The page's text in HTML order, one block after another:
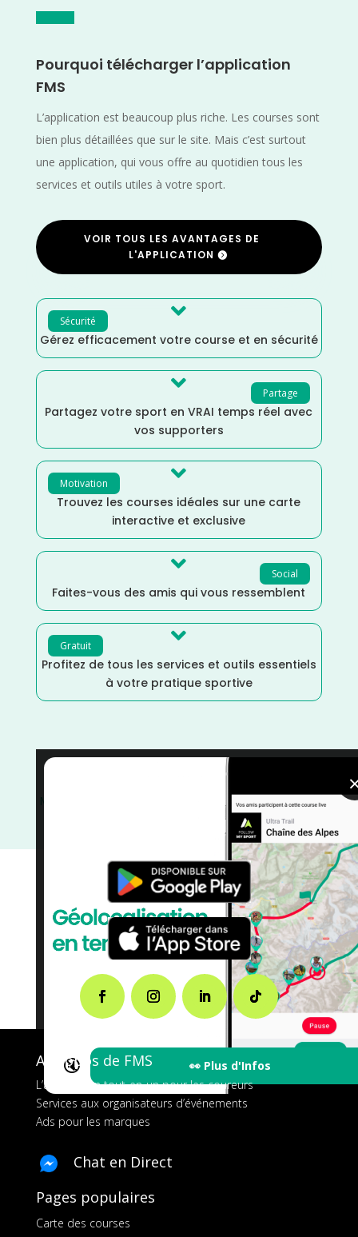
Pourquoi télécharger l’application
FMS
L’application est beaucoup plus riche. Les courses sont
bien plus détaillées que sur le site. Mais c’est surtout
une application, qui vous offre au quotidien tous les
services et outils utiles à votre sport.
VOIR TOUS LES AVANTAGES DE
L'APPLICATION
Sécurité 
Gérez efficacement votre course et en sécurité
Partage

Partagez votre sport en VRAI temps réel avec
vos supporters
Motivation 
Trouvez les courses idéales sur une carte
interactive et exclusive
Social

Faites-vous des amis qui vous ressemblent
Gratuit 
Profitez de tous les services et outils essentiels
à votre pratique sportive
🔇 👀 Plus d'Infos
Marche
Distance Marathon
/ Dénivelé Faible
Auvergne Rhône Alpes/Allier
A propos de FMS
L’application tout-en-un pour les coureurs
Services aux organisateurs d’événements
Ads pour les marques
Chat en Direct
Pages populaires
Carte des courses